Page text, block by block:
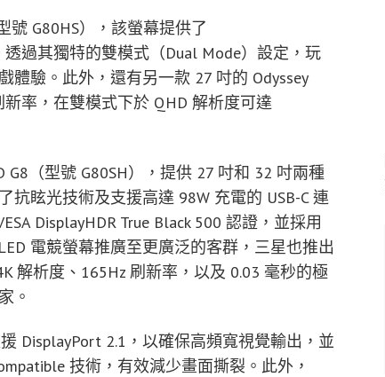
號 G80HS），該螢幕提供了
過其獨特的雙模式（Dual Mode）設定，玩
體驗。此外，還有另一款 27 吋的 Odyssey
率，在雙模式下於 QHD 解析度可達
G8（型號 G80SH），提供 27 吋和 32 吋兩種
抗眩光技術及支援高達 98W 充電的 USB-C 連
DisplayHDR True Black 500 認證，並採用
電競螢幕推廣至更廣泛的客群，三星也推出
解析度、165Hz 刷新率，以及 0.03 毫秒的極
。
DisplayPort 2.1，以確保高頻寬視覺輸出，並
技術，有效減少畫面撕裂。此外，